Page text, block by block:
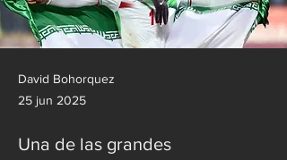
David Bohorquez
25 jun 2025
Una de las grandes